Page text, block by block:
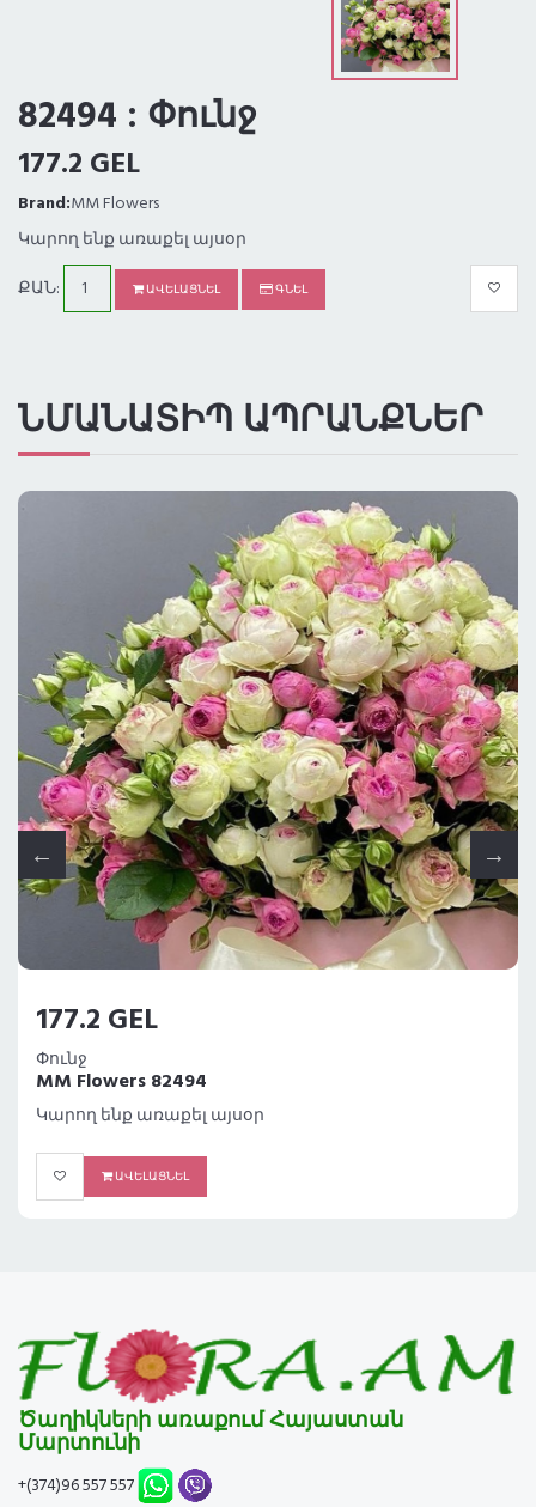
82494 : Փունջ
177.2 GEL
Brand:MM Flowers
Կարող ենք առաքել այսօր
ՔԱՆ:
ԱՎԵԼԱՑՆԵԼ ԳՆԵԼ
ՆՄԱՆԱՏԻՊ ԱՊՐԱՆՔՆԵՐ
177.2 GEL
Փունջ
MM Flowers 82494
Կարող ենք առաքել այսօր
ԱՎԵԼԱՑՆԵԼ
Ծաղիկների առաքում Հայաստան
Մարտունի
+(374)96 557 557